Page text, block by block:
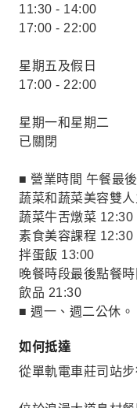
11:30 - 14:00
17:00 - 22:00
星期五及假日
17:00 - 22:00
星期一和星期二
已關閉
■ 營業時間 午餐最
蔬菜和蔬菜美容雙
蔬菜牛舌燉菜 12:30
素食美容課程 12:30
拌蛋飯 13:00
晚餐時段最後點餐
飲品 21:30
■ 週一、週二公休。
如何抵達
從單軌電車莊司站